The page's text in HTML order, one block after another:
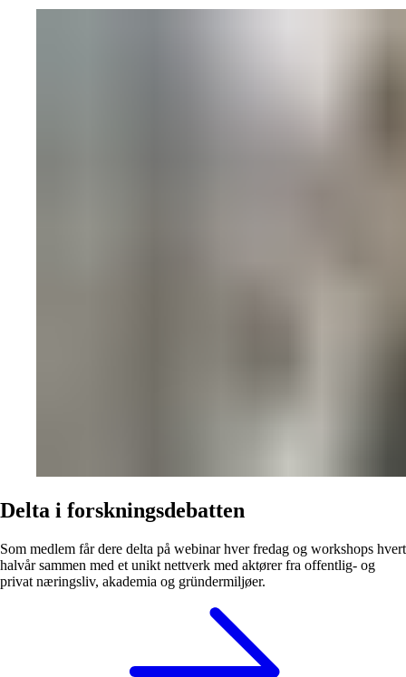
Delta i forskningsdebatten
Som medlem får dere delta på webinar hver fredag og workshops hvert
halvår sammen med et unikt nettverk med aktører fra offentlig- og
privat næringsliv, akademia og gründermiljøer.